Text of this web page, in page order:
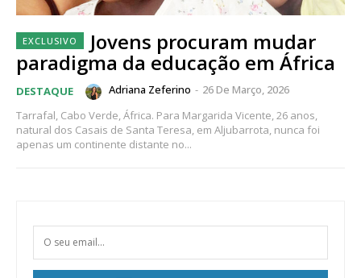
Jovens procuram mudar
paradigma da educação em África
DESTAQUE Adriana Zeferino - 26 De Março, 2026
Tarrafal, Cabo Verde, África. Para Margarida Vicente, 26 anos,
natural dos Casais de Santa Teresa, em Aljubarrota, nunca foi
apenas um continente distante no...